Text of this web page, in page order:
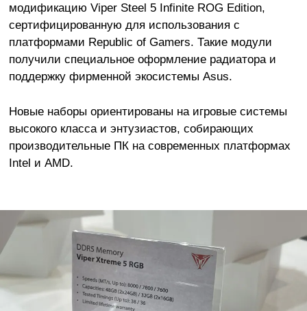
модификацию Viper Steel 5 Infinite ROG Edition,
сертифицированную для использования с
платформами Republic of Gamers. Такие модули
получили специальное оформление радиатора и
поддержку фирменной экосистемы Asus.
Новые наборы ориентированы на игровые системы
высокого класса и энтузиастов, собирающих
производительные ПК на современных платформах
Intel и AMD.